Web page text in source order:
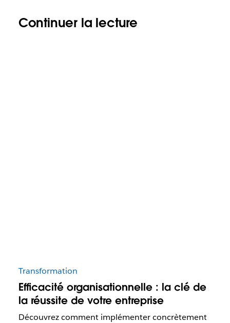
Continuer la lecture
Transformation
Efficacité organisationnelle : la clé de
la réussite de votre entreprise
Découvrez comment implémenter concrètement